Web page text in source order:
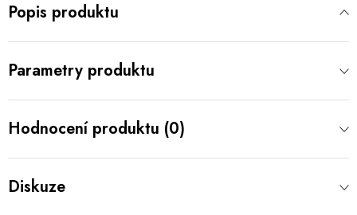
Popis produktu
Parametry produktu
Hodnocení produktu (0)
Diskuze